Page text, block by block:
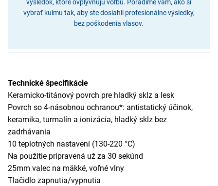
výsledok, ktoré ovplyvňujú voľbu. Poradíme vám, ako si
vybrať kulmu tak, aby ste dosiahli profesionálne výsledky,
bez poškodenia vlasov.
Technické špecifikácie
Keramicko-titánový povrch pre hladký sklz a lesk
Povrch so 4-násobnou ochranou*: antistatický účinok,
keramika, turmalín a ionizácia, hladký sklz bez
zadrhávania
10 teplotných nastavení (130-220 °C)
Na použitie pripravená už za 30 sekúnd
25mm valec na mäkké, voľné vlny
Tlačidlo zapnutia/vypnutia